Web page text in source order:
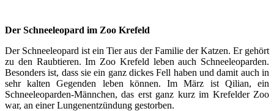
Der Schneeleopard im Zoo Krefeld
Der Schneeleopard ist ein Tier aus der Familie der Katzen. Er gehört
zu den Raubtieren. Im Zoo Krefeld leben auch Schneeleoparden.
Besonders ist, dass sie ein ganz dickes Fell haben und damit auch in
sehr kalten Gegenden leben können. Im März ist Qilian, ein
Schneeleoparden-Männchen, das erst ganz kurz im Krefelder Zoo
war, an einer Lungenentzündung gestorben.